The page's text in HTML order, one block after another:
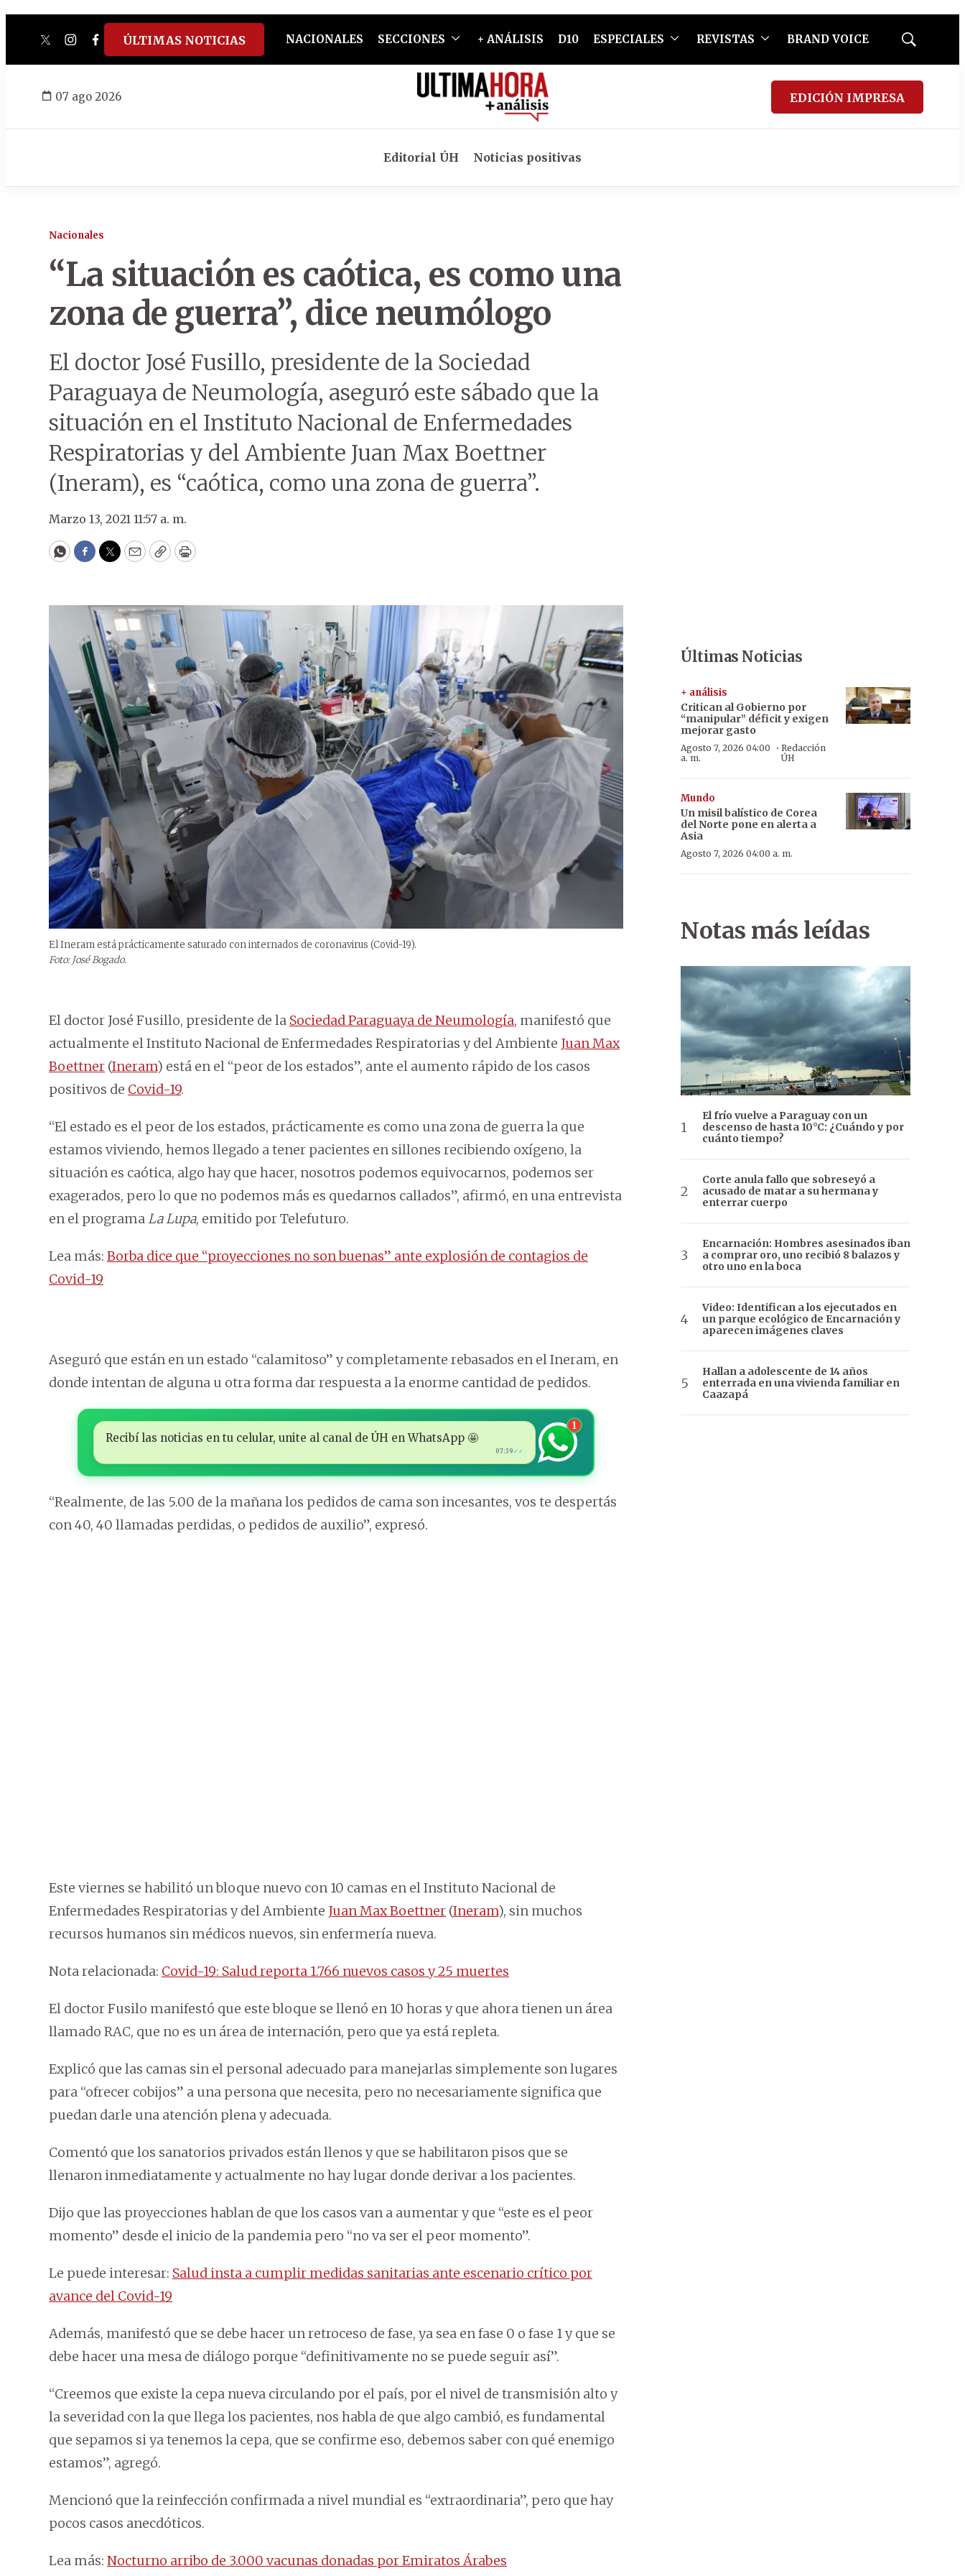
twitterinstagram
facebook
tiktokyoutube
spotify
ÚLTIMAS NOTICIAS NACIONALES SECCIONES + ANÁLISIS D10 ESPECIALES REVISTAS BRAND VOICE
Mostrar
07 ago 2026 EDICIÓN IMPRESA
Editorial ÚH Noticias positivas
Nacionales
“La situación es caótica, es como una
zona de guerra”, dice neumólogo
El doctor José Fusillo, presidente de la Sociedad
Paraguaya de Neumología, aseguró este sábado que la
situación en el Instituto Nacional de Enfermedades
Respiratorias y del Ambiente Juan Max Boettner
(Ineram), es “caótica, como una zona de guerra”.
Marzo 13, 2021 11:57 a. m.
WhatsApp
Facebook
Twitter
EmailCopyPrint
El Ineram está prácticamente saturado con internados de coronavirus (Covid-19).
Foto: José Bogado.
El doctor José Fusillo, presidente de la Sociedad Paraguaya de Neumología, manifestó que
actualmente el Instituto Nacional de Enfermedades Respiratorias y del Ambiente Juan Max
Boettner (Ineram) está en el “peor de los estados”, ante el aumento rápido de los casos
positivos de Covid-19.
“El estado es el peor de los estados, prácticamente es como una zona de guerra la que
estamos viviendo, hemos llegado a tener pacientes en sillones recibiendo oxígeno, la
situación es caótica, algo hay que hacer, nosotros podemos equivocarnos, podemos ser
exagerados, pero lo que no podemos más es quedarnos callados”, afirmó, en una entrevista
en el programaLa Lupa, emitido por Telefuturo.
Lea más: Borba dice que “proyecciones no son buenas” ante explosión de contagios de
Covid-19
Aseguró que están en un estado “calamitoso” y completamente rebasados en el Ineram, en
donde intentan de alguna u otra forma dar respuesta a la enorme cantidad de pedidos.
Recibí las noticias en tu celular, unite al canal de ÚH en WhatsApp 🤩
07:39 ✓✓
1
“Realmente, de las 5.00 de la mañana los pedidos de cama son incesantes, vos te despertás
con 40, 40 llamadas perdidas, o pedidos de auxilio”, expresó.
Este viernes se habilitó un bloque nuevo con 10 camas en el Instituto Nacional de
Enfermedades Respiratorias y del Ambiente Juan Max Boettner (Ineram), sin muchos
recursos humanos sin médicos nuevos, sin enfermería nueva.
Nota relacionada: Covid-19: Salud reporta 1.766 nuevos casos y 25 muertes
El doctor Fusilo manifestó que este bloque se llenó en 10 horas y que ahora tienen un área
llamado RAC, que no es un área de internación, pero que ya está repleta.
Explicó que las camas sin el personal adecuado para manejarlas simplemente son lugares
para “ofrecer cobijos” a una persona que necesita, pero no necesariamente significa que
puedan darle una atención plena y adecuada.
Comentó que los sanatorios privados están llenos y que se habilitaron pisos que se
llenaron inmediatamente y actualmente no hay lugar donde derivar a los pacientes.
Dijo que las proyecciones hablan de que los casos van a aumentar y que “este es el peor
momento” desde el inicio de la pandemia pero “no va ser el peor momento”.
Le puede interesar: Salud insta a cumplir medidas sanitarias ante escenario crítico por
avance del Covid-19
Además, manifestó que se debe hacer un retroceso de fase, ya sea en fase 0 o fase 1 y que se
debe hacer una mesa de diálogo porque “definitivamente no se puede seguir así”.
“Creemos que existe la cepa nueva circulando por el país, por el nivel de transmisión alto y
la severidad con la que llega los pacientes, nos habla de que algo cambió, es fundamental
que sepamos si ya tenemos la cepa, que se confirme eso, debemos saber con qué enemigo
estamos”, agregó.
Mencionó que la reinfección confirmada a nivel mundial es “extraordinaria”, pero que hay
pocos casos anecdóticos.
Lea más: Nocturno arribo de 3.000 vacunas donadas por Emiratos Árabes
Últimas Noticias
+ análisis
Critican al Gobierno por
“manipular” déficit y exigen
mejorar gasto
Agosto 7, 2026 04:00
a. m.
· Redacción
ÚH
Mundo
Un misil balístico de Corea
del Norte pone en alerta a
Asia
Agosto 7, 2026 04:00 a. m.
Notas más leídas
El frío vuelve a Paraguay con un
descenso de hasta 10°C: ¿Cuándo y por
cuánto tiempo?
Corte anula fallo que sobreseyó a
acusado de matar a su hermana y
enterrar cuerpo
Encarnación: Hombres asesinados iban
a comprar oro, uno recibió 8 balazos y
otro uno en la boca
Video: Identifican a los ejecutados en
un parque ecológico de Encarnación y
aparecen imágenes claves
Hallan a adolescente de 14 años
enterrada en una vivienda familiar en
Caazapá